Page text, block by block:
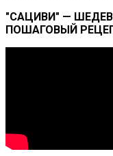
"САЦИВИ" —
ПОШАГОВЫЙ